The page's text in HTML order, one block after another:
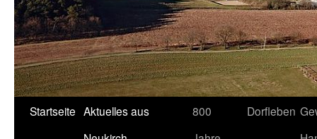
Zum
Startseite Aktuelles aus
800
Dorfleben